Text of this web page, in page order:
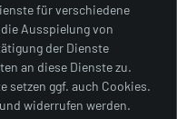
Sie eine Tour, die
Fahrradstrecke
für verschiedene
Ausspielung von
der Dienste
an diese Dienste zu.
setzen ggf. auch Cookies.
widerrufen werden.